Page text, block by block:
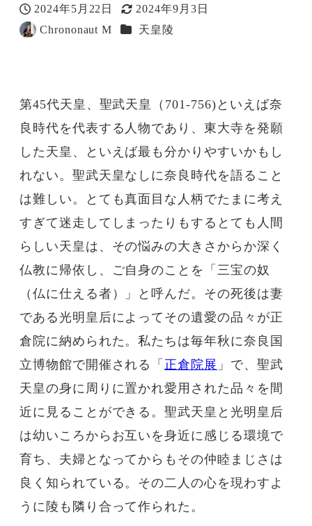
投稿日
2024年5月22日
更新日
2024年9月3日
著
Chrononaut M カテゴリー
天皇陵
第45代天皇、聖武天皇（701-756)といえば奈
良時代を代表する人物であり、東大寺を発願
した天皇、といえば最も分かりやすいかもし
れない。聖武天皇なしに奈良時代を語ること
は難しい。とても真面目な人柄でたまに考え
すぎて迷走してしまったりもするとても人間
らしい天皇は、その悩みの大きさからか深く
仏教に帰依し、ご自身のことを「三宝の奴
（仏に仕える者）」と呼んだ。その死後は妻
である光明皇后によってその遺愛の品々が正
倉院に納められた。私たちは毎年秋に奈良国
立博物館で開催される「 正倉院展 」で、聖武
天皇の身に周りに置かれ愛用された品々を間
近に見ることができる。聖武天皇と光明皇后
は幼いころからお互いを身近に感じる環境で
育ち、夫婦となってからもその仲睦まじさは
良く知られている。その二人の心を現わすよ
うに陵も隣り合って作られた。